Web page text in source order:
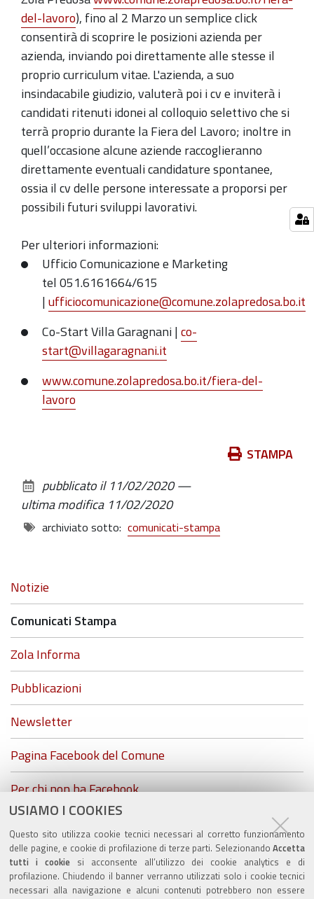
USIAMO I COOKIES
Questo sito utilizza cookie tecnici necessari al corretto funzionamento
delle pagine, e cookie di profilazione di terze parti. Selezionando Accetta
tutti i cookiesi acconsente all’utilizzo dei cookie analytics e di
profilazione. Chiudendo il banner verranno utilizzati solo i cookie tecnici
necessari alla navigazione e alcuni contenuti potrebbero non essere
del-lavoro), fino al 2 Marzo un semplice click
consentirà di scoprire le posizioni azienda per
azienda, inviando poi direttamente alle stesse il
proprio curriculum vitae. L'azienda, a suo
insindacabile giudizio, valuterà poi i cv e inviterà i
candidati ritenuti idonei al colloquio selettivo che si
terrà proprio durante la Fiera del Lavoro; inoltre in
quell’occasione alcune aziende raccoglieranno
direttamente eventuali candidature spontanee,
ossia il cv delle persone interessate a proporsi per
possibili futuri sviluppi lavorativi.
Per ulteriori informazioni:
Ufficio Comunicazione e Marketing
tel 051.6161664/615
|ufficiocomunicazione@comune.zolapredosa.bo.it
Co-Start Villa Garagnani |co-
start@villagaragnani.it
www.comune.zolapredosa.bo.it/fiera-del-
lavoro
documento
STAMPA
pubblicato il 11/02/2020—
ultima modifica 11/02/2020
archiviato sotto: comunicati-stampa
Navigazione
Notizie
Comunicati Stampa
Zola Informa
Pubblicazioni
Newsletter
Pagina Facebook del Comune
Per chi non ha Facebook...
ZolaGram - il canale Telegram del Comune di Zola
Predosa